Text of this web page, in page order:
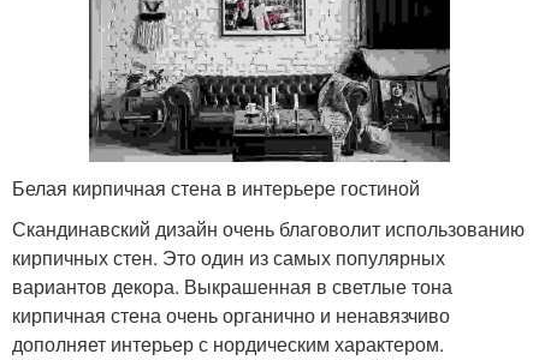
Белая кирпичная стена в интерьере гостиной
Скандинавский дизайн очень благоволит использованию
кирпичных стен. Это один из самых популярных
вариантов декора. Выкрашенная в светлые тона
кирпичная стена очень органично и ненавязчиво
дополняет интерьер с нордическим характером.